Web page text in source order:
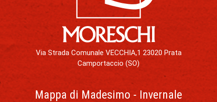
Via Strada Comunale VECCHIA,1 23020 Prata
Camportaccio (SO)
Mappa di Madesimo - Invernale